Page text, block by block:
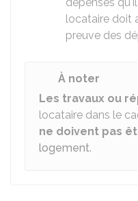
locataire doit
preuve des
À noter
Les travaux ou
locataire dans le
ne doivent pas
logement.